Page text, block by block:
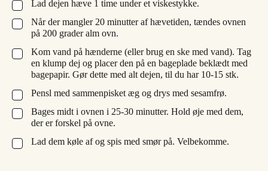
▢
Lad dejen hæve 1 time under et viskestykke.
▢
Når der mangler 20 minutter af hævetiden, tændes ovnen
på 200 grader alm ovn.
▢
Kom vand på hænderne (eller brug en ske med vand). Tag
en klump dej og placer den på en bageplade beklædt med
bagepapir. Gør dette med alt dejen, til du har 10-15 stk.
▢
Pensl med sammenpisket æg og drys med sesamfrø.
▢
Bages midt i ovnen i 25-30 minutter. Hold øje med dem,
der er forskel på ovne.
▢
Lad dem køle af og spis med smør på. Velbekomme.